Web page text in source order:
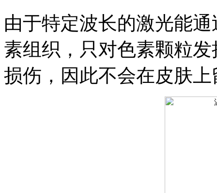
由于特定波长的激光能
素组织，只对色素颗粒
损伤，因此不会在皮肤